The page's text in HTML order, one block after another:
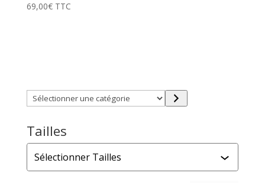
69,00€ TTC
Sélectionner
une
Tailles